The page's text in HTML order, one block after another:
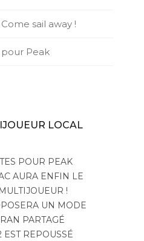
sail away !
Peak
LOCAL
POUR PEAK
AURA ENFIN LE
!
UN MODE
PARTAGÉ
EST REPOUSSÉ